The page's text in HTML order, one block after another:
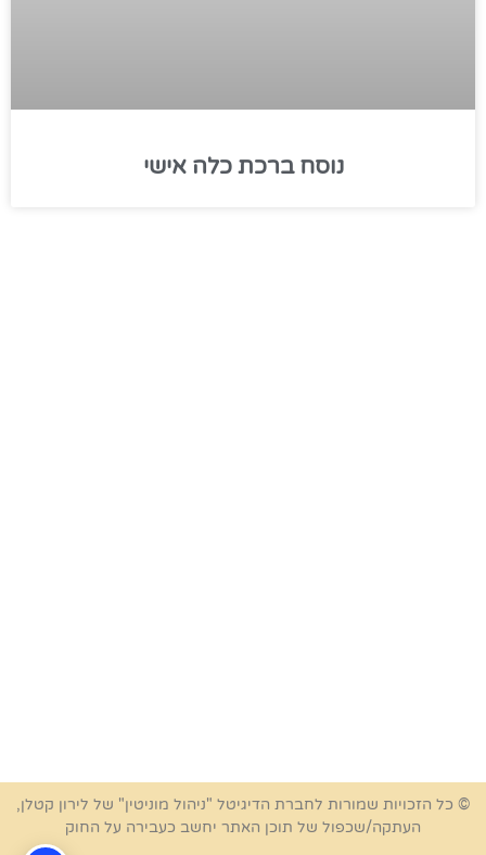
נוסח ברכת כלה אישי
© כל הזכויות שמורות לחברת הדיגיטל "ניהול מוניטין" של לירון קטלן,
העתקה/שכפול של תוכן האתר יחשב כעבירה על החוק